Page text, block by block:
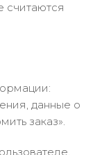
считаются
данные о
заказ».